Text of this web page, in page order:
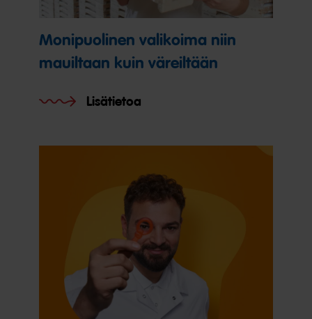
Monipuolinen valikoima niin
mauiltaan kuin väreiltään
Lisätietoa